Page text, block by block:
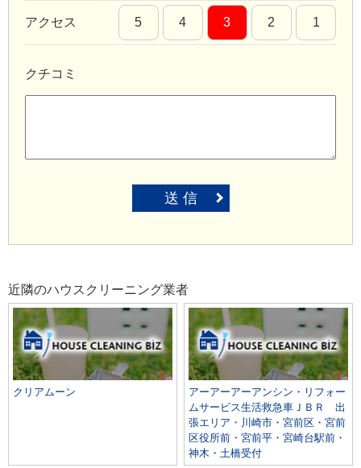
アクセス 5 4 3 2 1
クチコミ
送 信
近隣のハウスクリーニング業者
クリアムーン
アーアーアーアンシン・リフォー
ムサービス生活救急車ＪＢＲ 出
張エリア・川崎市・宮前区・宮前
区役所前・宮前平・宮崎台駅前・
神木・土橋受付